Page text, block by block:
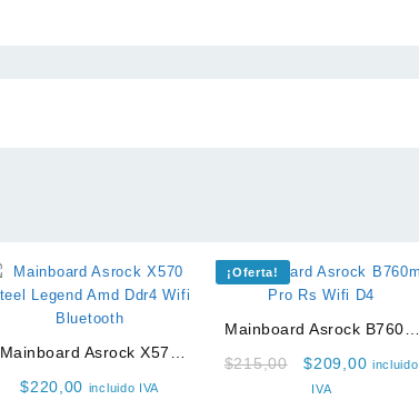
Mainboard Asrock X570
Wifi Bluetooth
$220,00 incluido IVA
¡Oferta!
Mainboard Asrock B760m
$215,00
Original
price
$209,00Current
incluido
IVA